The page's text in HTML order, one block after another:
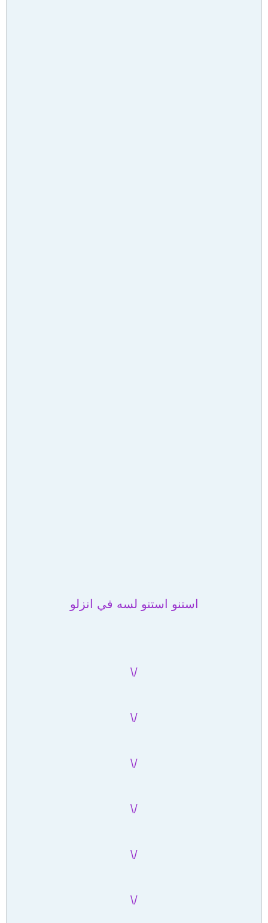
استنو استنو لسه في انزلو
/\
/\
/\
/\
/\
/\